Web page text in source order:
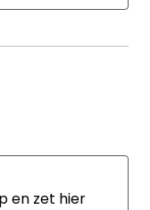
en zet hier